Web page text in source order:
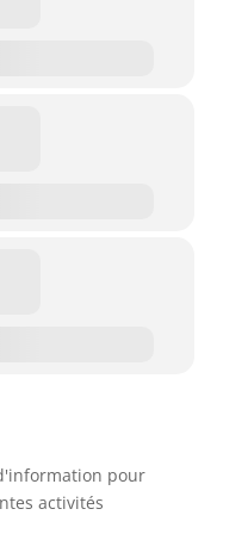
pour
activités